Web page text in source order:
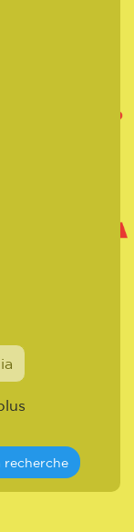
recherche